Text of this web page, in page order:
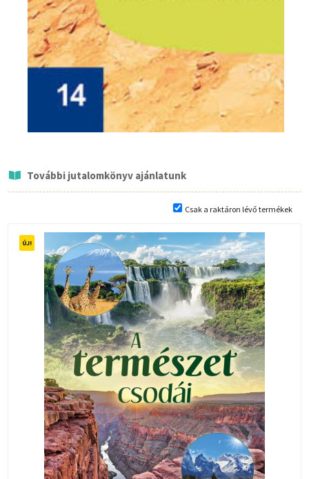
További jutalomkönyv ajánlatunk
Csak a raktáron lévő termékek